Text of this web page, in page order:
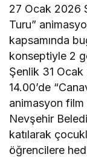
27 Ocak 2026
Turu”
kapsamında
konseptiyle 2
Şenlik 31
14.00’de
animasyon
Nevşehir
katılarak
öğrencilere